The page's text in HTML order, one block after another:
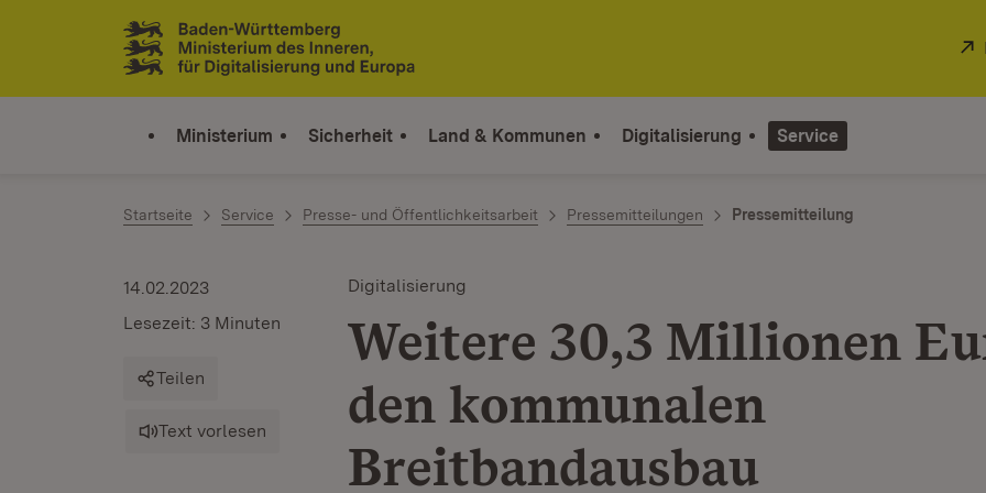
Zum Inhalt springen
Link zur Startseite
Ministerium Sicherheit Land & Kommunen Digitalisierung Service
Startseite Service Presse- und Öffentlichkeitsarbeit Pressemitteilungen Pressemitteilung
Digitalisierung
Weitere 30,3 Millionen
den kommunalen
Breitbandausbau
14.02.2023
Lesezeit: 3 Minuten
Teilen
Text vorlesen